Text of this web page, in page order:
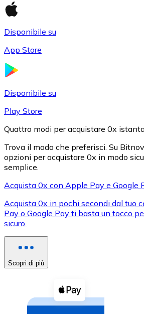
XRP
XRP
Vedi tutto
Buoni cripto
Acquista criptovalute in
Disponibile su
App Store
Disponibile su
Play Store
Quattro modi per acquistare 0x
Trova il modo che preferisci. Su
opzioni per acquistare 0x in modo
semplice.
Acquista 0x con Apple Pay e Google
Acquista 0x in pochi secondi dal tuo
Pay o Google Pay ti basta un tocco
sicuro.
Scopri di più